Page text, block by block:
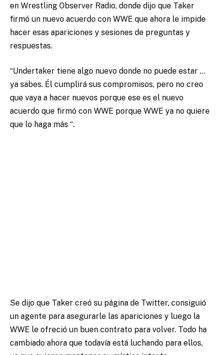
en Wrestling Observer Radio, donde dijo que Taker
firmó un nuevo acuerdo con WWE que ahora le impide
hacer esas apariciones y sesiones de preguntas y
respuestas.
“Undertaker tiene algo nuevo donde no puede estar …
ya sabes. Él cumplirá sus compromisos, pero no creo
que vaya a hacer nuevos porque ese es el nuevo
acuerdo que firmó con WWE porque WWE ya no quiere
que lo haga más “.
Se dijo que Taker creó su página de Twitter, consiguió
un agente para asegurarle las apariciones y luego la
WWE le ofreció un buen contrato para volver. Todo ha
cambiado ahora que todavía está luchando para ellos,